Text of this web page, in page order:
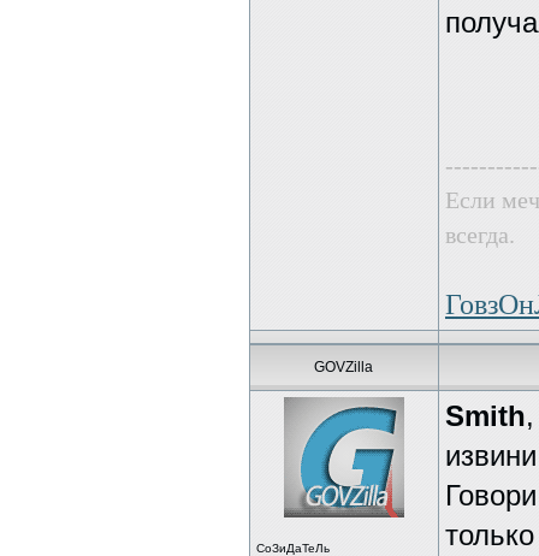
Если
всегда.
GOVZilla
СоЗиДаТеЛь
Smith,